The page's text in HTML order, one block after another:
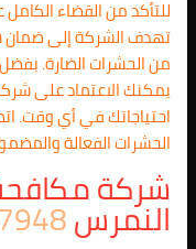
للتأكد من القضاء
تهدف الشركة إلى ضمان
من الحشرات الضارة.
يمكنك الاعتماد على
احتياجاتك في أي وقت.
الحشرات الفعالة
شركة
النمرس01025257948